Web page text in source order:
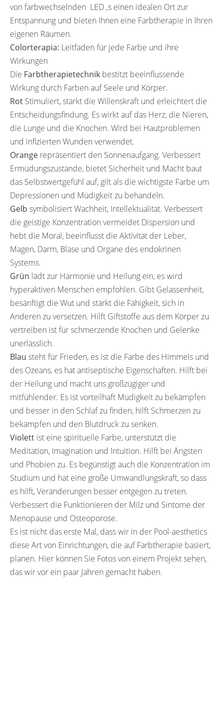
von farbwechselnden LED ‚s einen idealen Ort zur
Entspannung und bieten Ihnen eine Farbtherapie in Ihren
eigenen Räumen.
Colorterapia: Leitfaden für jede Farbe und ihre
Wirkungen
Die Farbtherapietechnik bestitzt beeinflussende
Wirkung durch Farben auf Seele und Körper.
Rot Stimuliert, stärkt die Willenskraft und erleichtert die
Entscheidungsfindung. Es wirkt auf das Herz, die Nieren,
die Lunge und die Knochen. Wird bei Hautproblemen
und infizierten Wunden verwendet.
Orange repräsentiert den Sonnenaufgang. Verbessert
Ermüdungszustände, bietet Sicherheit und Macht baut
das Selbstwertgefühl auf, gilt als die wichtigste Farbe um
Depressionen und Müdigkeit zu behandeln.
Gelb symbolisiert Wachheit, Intellektualität. Verbessert
die geistige Konzentration vermeidet Dispersion und
hebt die Moral, beeinflusst die Aktivität der Leber,
Magen, Darm, Blase und Organe des endokrinen
Systems.
Grün lädt zur Harmonie und Heilung ein, es wird
hyperaktiven Menschen empfohlen. Gibt Gelassenheit,
besänftigt die Wut und stärkt die Fähigkeit, sich in
Anderen zu versetzen. Hilft Giftstoffe aus dem Körper zu
vertreiben ist für schmerzende Knochen und Gelenke
unerlässlich.
Blau steht für Frieden, es ist die Farbe des Himmels und
des Ozeans, es hat antiseptische Eigenschaften. Hilft bei
der Heilung und macht uns großzügiger und
mitfühlender. Es ist vorteilhaft Müdigkeit zu bekämpfen
und besser in den Schlaf zu finden, hilft Schmerzen zu
bekämpfen und den Blutdruck zu senken.
Violett ist eine spirituelle Farbe, unterstützt die
Meditation, Imagination und Intuition. Hilft bei Ängsten
und Phobien zu. Es begünstigt auch die Konzentration im
Studium und hat eine große Umwandlungskraft, so dass
es hilft, Veränderungen besser entgegen zu treten.
Verbessert die Funktionieren der Milz und Sintome der
Menopause und Osteoporose.
Es ist nicht das erste Mal, dass wir in der Pool-aesthetics
diese Art von Einrichtungen, die auf Farbtherapie basiert,
planen. Hier können Sie Fotos von einem Projekt sehen,
das wir vor ein paar Jahren gemacht haben.